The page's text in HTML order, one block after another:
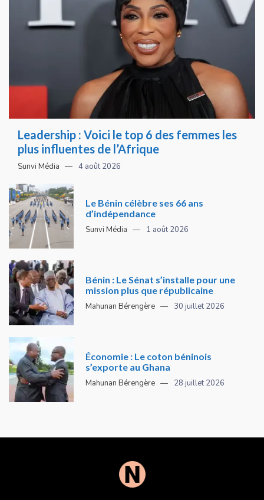
Leadership : Voici le top 6 des femmes les
plus influentes de l’Afrique
Sunvi Média 4 août 2026
Le Bénin célèbre ses 66 ans
d’indépendance
Sunvi Média 1 août 2026
Bénin : Le Sénat s’installe pour une
mission plus que républicaine
Mahunan Bérengère 30 juillet 2026
Économie : Le coton béninois
s’exporte au Ghana
Mahunan Bérengère 28 juillet 2026